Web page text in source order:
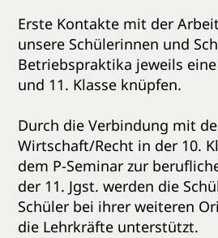
Erste Kontakte mit der
unsere Schülerinnen und
Betriebspraktika jeweils
und 11. Klasse knüpfen.
Durch die Verbindung mit
Wirtschaft/Recht in der 10.
dem P-Seminar zur
der 11. Jgst. werden die
Schüler bei ihrer weiteren
die Lehrkräfte unterstützt.